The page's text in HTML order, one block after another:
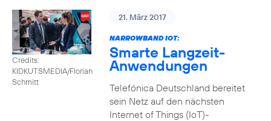
Credits:
KIDKUTSMEDIA/Florian
Schmitt
21. März 2017
NARROWBAND IOT:
Smarte Langzeit-
Anwendungen
Telefónica Deutschland bereitet
sein Netz auf den nächsten
Internet of Things (IoT)-